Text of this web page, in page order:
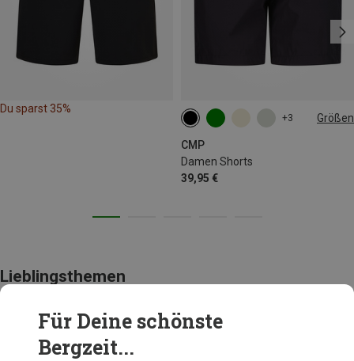
Du sparst 35%
+3 Größen
CMP
Damen Shorts
39,95 €
XXS M L
Lieblingsthemen
PIN-BINDUNGEN
Für Deine schönste
Bergzeit...